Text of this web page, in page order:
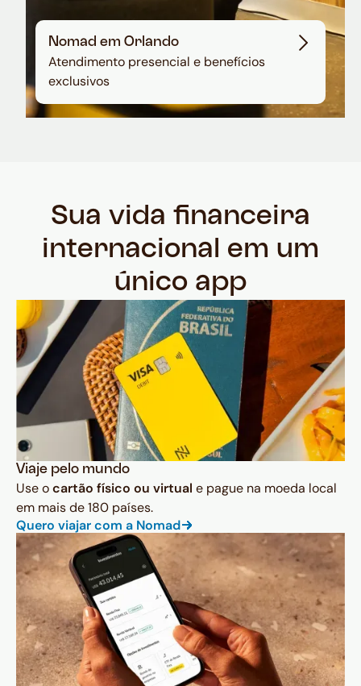
Nomad em Orlando
Atendimento presencial e benefícios
exclusivos
Sua vida financeira
internacional em um
único app
Viaje pelo mundo
Use ocartão físico ou virtual e pague na moeda local
em mais de 180 países.
Quero viajar com a Nomad